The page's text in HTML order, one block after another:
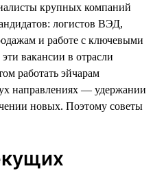
крупных компаний
логистов ВЭД,
и работе с ключевыми
вакансии в отрасли
работать эйчарам
направлениях — удержании
новых. Поэтому советы